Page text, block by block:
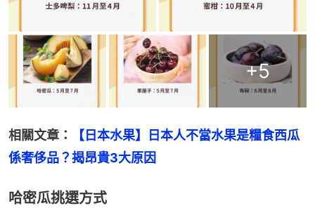
+5
相關文章：
【日本水果】日本人不當水果是糧食西瓜
係奢侈品？揭昂貴3大原因
哈密瓜挑選方式